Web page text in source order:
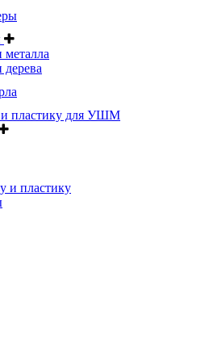
и пластику для УШМ
и пластику